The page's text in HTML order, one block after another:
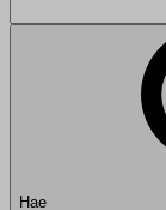
Hae